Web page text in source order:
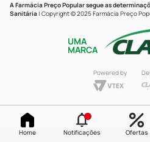
Home Notificações Ofertas
A Farmácia Preço Popular segue as
Sanitária | Copyright © 2025 Farmácia Preço
UMA
MARCA
Powered by